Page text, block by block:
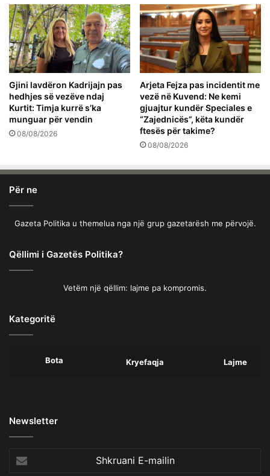
Gjini lavdëron Kadrijajn pas
hedhjes së vezëve ndaj
Kurtit: Timja kurrë s’ka
munguar për vendin
08/08/2026
Arjeta Fejza pas incidentit me
vezë në Kuvend: Ne kemi
gjuajtur kundër Speciales e
“Zajednicës”, këta kundër
ftesës për takime?
08/08/2026
Për ne
Gazeta Politika u themelua nga një grup gazetarësh me përvojë.
Qëllimi i Gazetës Politika?
Vetëm një qëllim: lajme pa kompromis.
Kategoritë
Bota Kryefaqja Lajme
Newsletter
E-